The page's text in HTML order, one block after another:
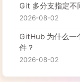
Git 多分支指定不
2026-08-02
GitHub 为什么一个“空仓库”里会有 Release 二进制文
件？
2026-08-02